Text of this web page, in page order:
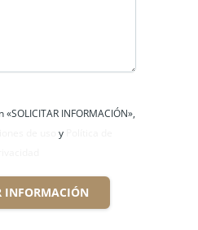
INFORMACIÓN»,
y
INFORMACIÓN